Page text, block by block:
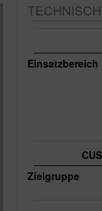
Einsatzbereich
Zielgruppe